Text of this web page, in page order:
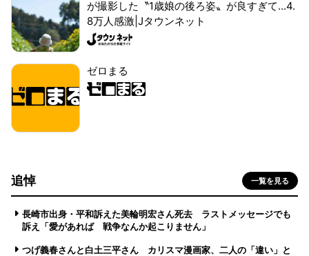
が撮影した〝1歳娘の後ろ姿〟が良すぎて...4.
8万人感激|Jタウンネット
ゼロまる
追悼 一覧を見る
長崎市出身・平和訴えた美輪明宏さん死去 ラストメッセージでも
訴え「愛があれば 戦争なんか起こりません」
つげ義春さんと白土三平さん カリスマ漫画家、二人の「違い」と